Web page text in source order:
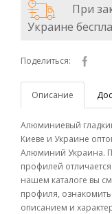
При
Украине
Поделиться:
Описание
Алюминиевый
Киеве и Украине
Алюминий Украина.
профилей
нашем каталоге вы
профиля,
описанием и